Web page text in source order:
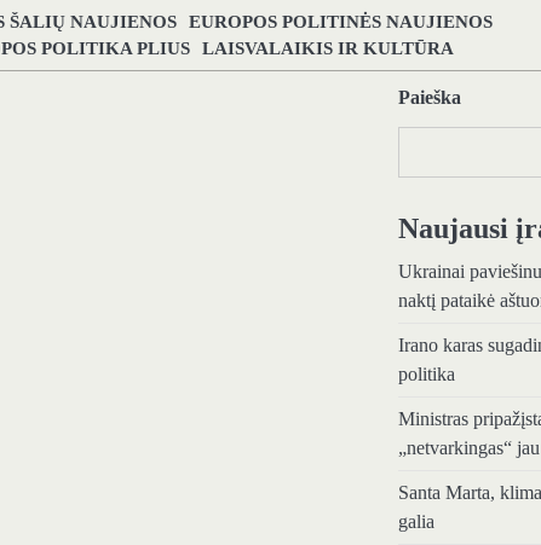
ŠALIŲ NAUJIENOS EUROPOS POLITINĖS NAUJIENOS
POLITIKA PLIUS LAISVALAIKIS IR KULTŪRA
Paieška
Naujausi
Ukrainai
naktį pataikė
Irano karas
politika
Ministras
„netvarkingas“
Santa Marta,
galia